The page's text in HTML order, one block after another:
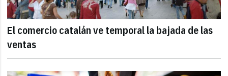
El comercio catalán ve temporal la bajada de las
ventas